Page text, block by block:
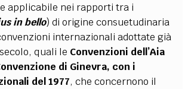
applicabile nei rapporti tra i
in bello) di origine consuetudinaria
internazionali adottate già
quali le Convenzioni dell’Aia
di Ginevra, con i
del 1977, che concernono il